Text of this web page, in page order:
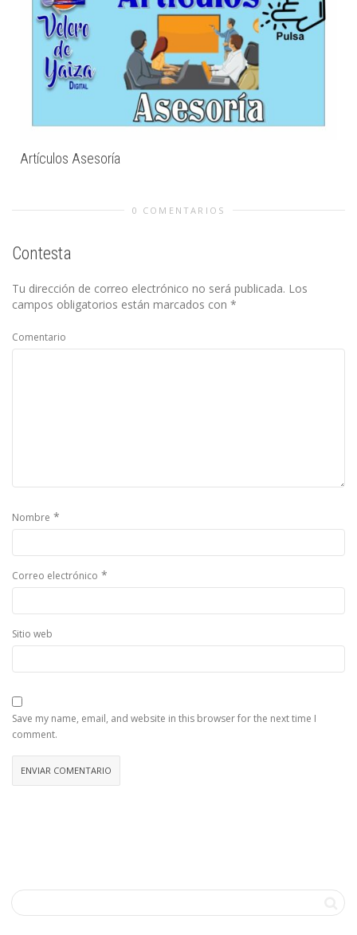
Artículos Asesoría
0 COMENTARIOS
Contesta
Tu dirección de correo electrónico no será publicada. Los
campos obligatorios están marcados con *
Comentario
Nombre *
Correo electrónico *
Sitio web
Save my name, email, and website in this browser for the next time I
comment.